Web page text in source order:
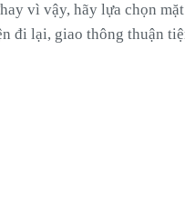
vì vậy, hãy lựa chọn
đi lại, giao thông thuận